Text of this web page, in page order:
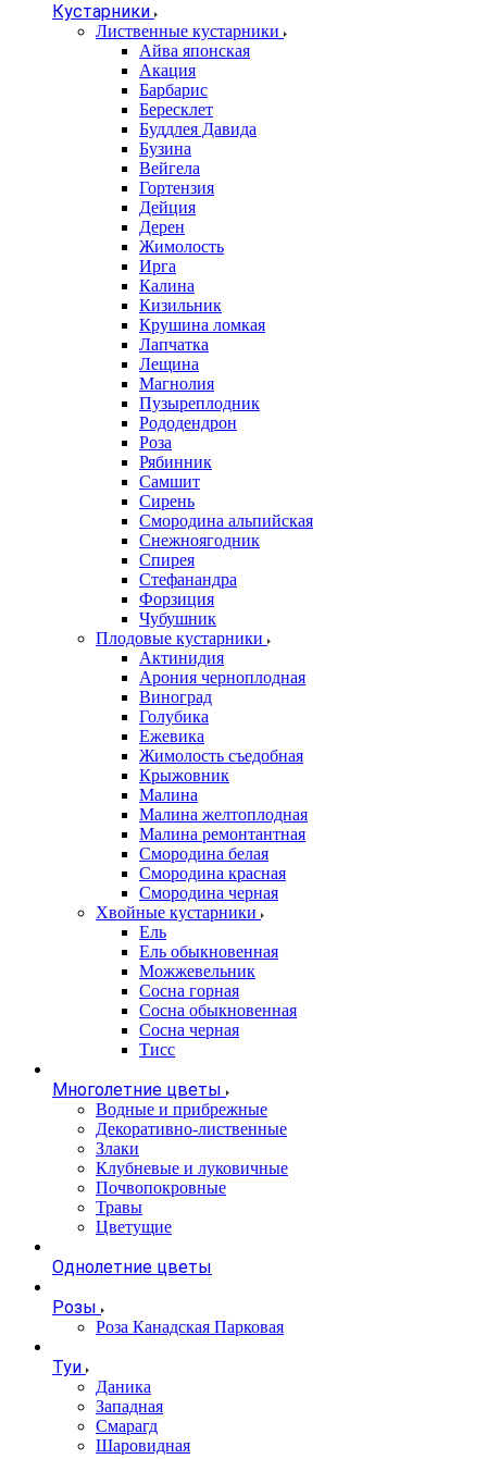
Кустарники
Лиственные кустарники
Айва японская
Акация
Барбарис
Бересклет
Буддлея Давида
Бузина
Вейгела
Гортензия
Дейция
Дерен
Жимолость
Ирга
Калина
Кизильник
Крушина ломкая
Лапчатка
Лещина
Магнолия
Пузыреплодник
Рододендрон
Роза
Рябинник
Самшит
Сирень
Смородина альпийская
Снежноягодник
Спирея
Стефанандра
Форзиция
Чубушник
Плодовые кустарники
Актинидия
Арония черноплодная
Виноград
Голубика
Ежевика
Жимолость съедобная
Крыжовник
Малина
Малина желтоплодная
Малина ремонтантная
Смородина белая
Смородина красная
Смородина черная
Хвойные кустарники
Ель
Ель обыкновенная
Можжевельник
Сосна горная
Сосна обыкновенная
Сосна черная
Тисс
Многолетние цветы
Водные и прибрежные
Декоративно-лиственные
Злаки
Клубневые и луковичные
Почвопокровные
Травы
Цветущие
Однолетние цветы
Розы
Роза Канадская Парковая
Туи
Даника
Западная
Смарагд
Шаровидная